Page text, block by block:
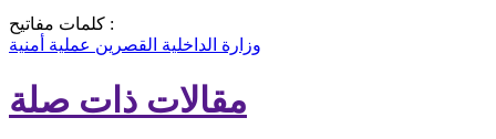
كلمات مفاتيح :
وزارة الداخلية القصرين عملية أمنية
مقالات ذات صلة